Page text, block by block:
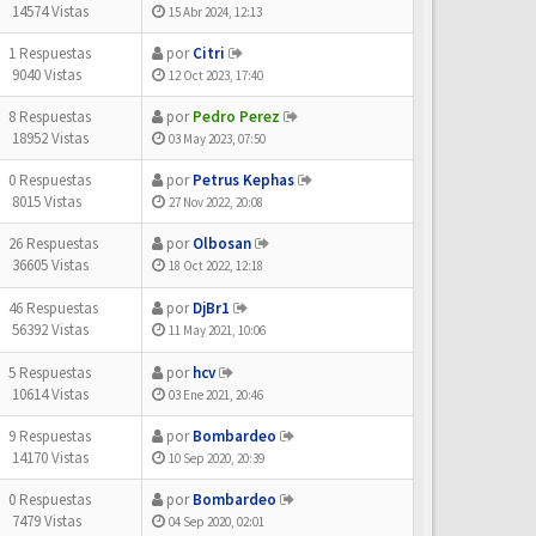
14574 Vistas
15 Abr 2024, 12:13
1 Respuestas
9040 Vistas
porCitri
12 Oct 2023, 17:40
8 Respuestas
18952 Vistas
porPedro Perez
03 May 2023, 07:50
0 Respuestas
8015 Vistas
porPetrus Kephas
27 Nov 2022, 20:08
26 Respuestas
36605 Vistas
porOlbosan
18 Oct 2022, 12:18
46 Respuestas
56392 Vistas
porDjBr1
11 May 2021, 10:06
5 Respuestas
10614 Vistas
porhcv
03 Ene 2021, 20:46
9 Respuestas
14170 Vistas
porBombardeo
10 Sep 2020, 20:39
0 Respuestas
7479 Vistas
porBombardeo
04 Sep 2020, 02:01